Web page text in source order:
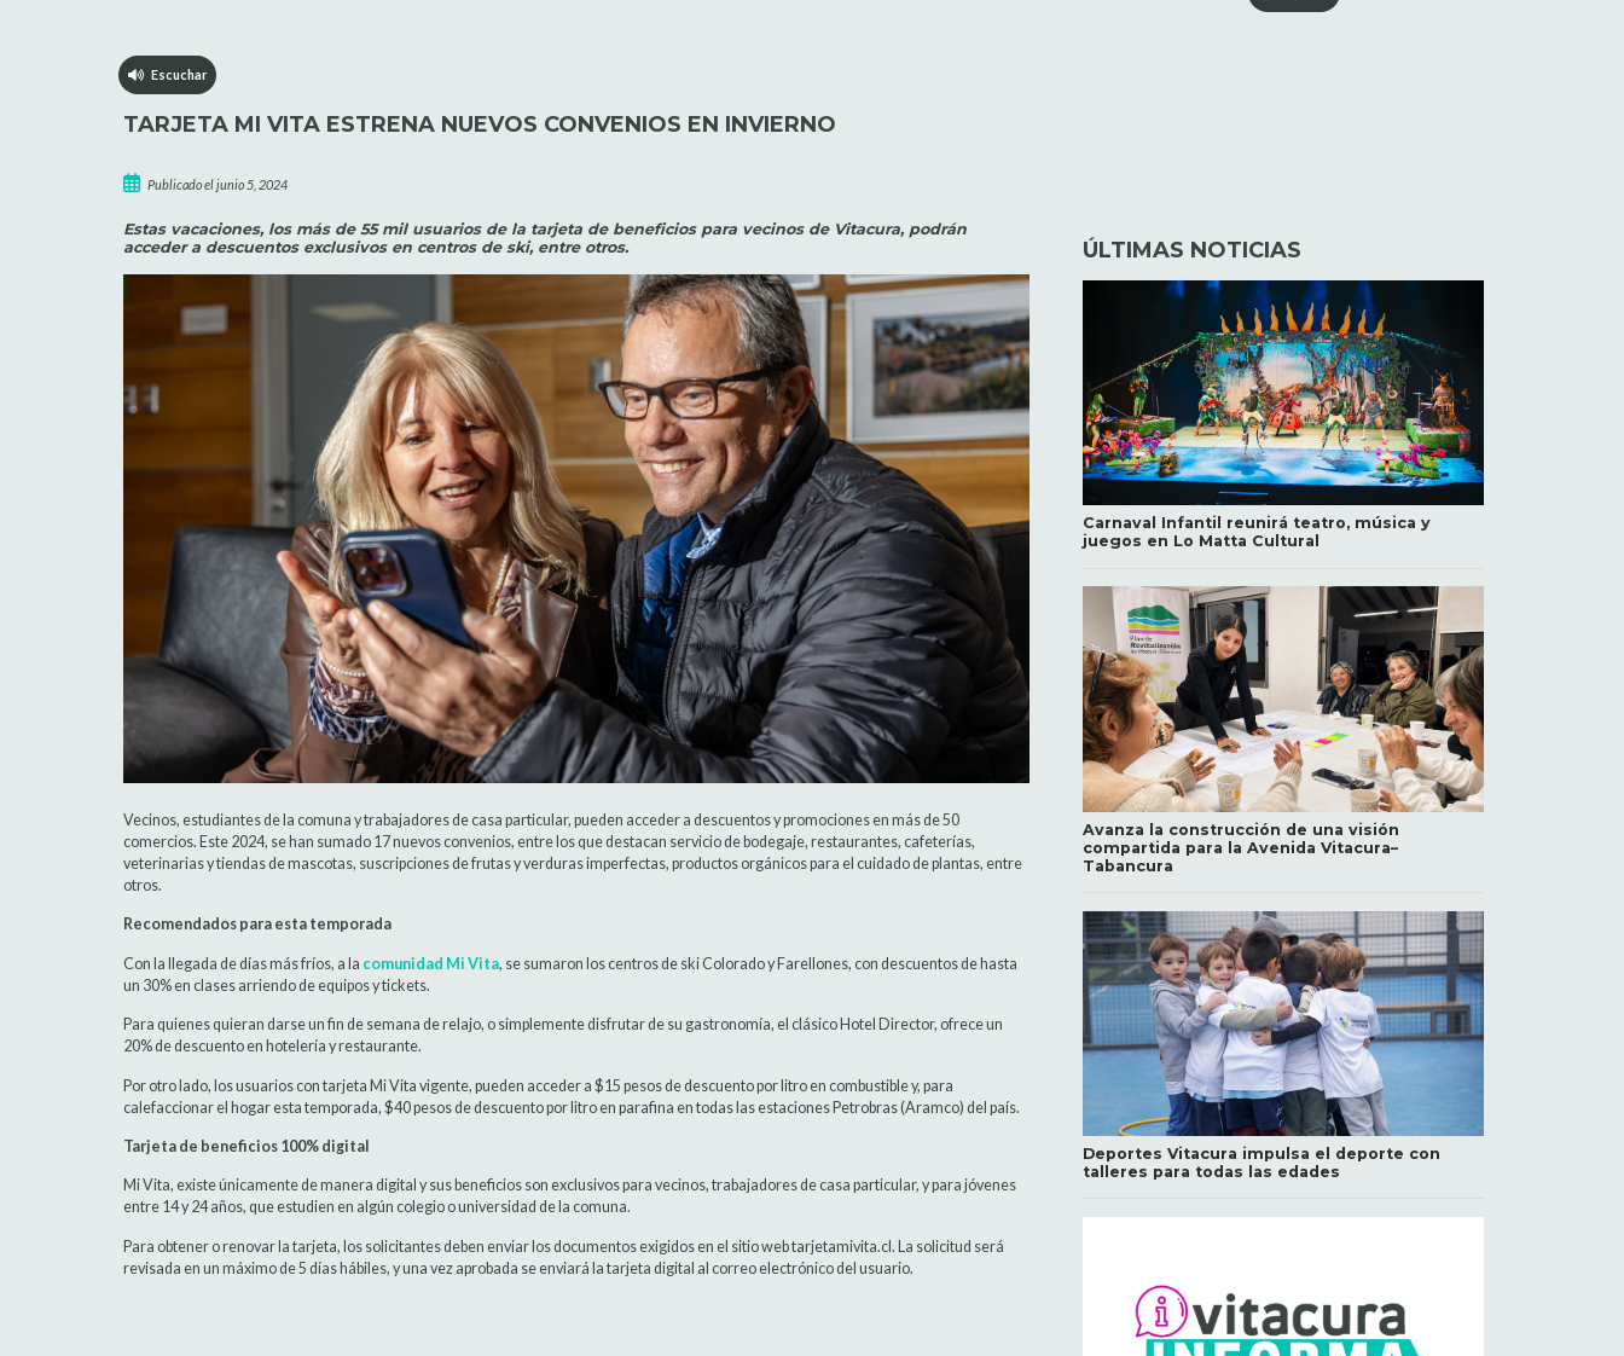
Escuchar
TARJETA MI VITA ESTRENA NUEVOS CONVENIOS EN INVIERNO
Publicado el junio 5, 2024
Estas vacaciones, los más de 55 mil usuarios de la tarjeta de beneficios para vecinos de Vitacura, podrán
acceder a descuentos exclusivos en centros de ski, entre otros.
Vecinos, estudiantes de la comuna y trabajadores de casa particular, pueden acceder a descuentos y promociones en más de 50
comercios. Este 2024, se han sumado 17 nuevos convenios, entre los que destacan servicio de bodegaje, restaurantes, cafeterías,
veterinarias y tiendas de mascotas, suscripciones de frutas y verduras imperfectas, productos orgánicos para el cuidado de plantas, entre
otros.
Recomendados para esta temporada
Con la llegada de días más fríos, a la comunidad Mi Vita, se sumaron los centros de ski Colorado y Farellones, con descuentos de hasta
un 30% en clases arriendo de equipos y tickets.
Para quienes quieran darse un fin de semana de relajo, o simplemente disfrutar de su gastronomía, el clásico Hotel Director, ofrece un
20% de descuento en hotelería y restaurante.
Por otro lado, los usuarios con tarjeta Mi Vita vigente, pueden acceder a $15 pesos de descuento por litro en combustible y, para
calefaccionar el hogar esta temporada, $40 pesos de descuento por litro en parafina en todas las estaciones Petrobras (Aramco) del país.
Tarjeta de beneficios 100% digital
Mi Vita, existe únicamente de manera digital y sus beneficios son exclusivos para vecinos, trabajadores de casa particular, y para jóvenes
entre 14 y 24 años, que estudien en algún colegio o universidad de la comuna.
Para obtener o renovar la tarjeta, los solicitantes deben enviar los documentos exigidos en el sitio web tarjetamivita.cl. La solicitud será
revisada en un máximo de 5 días hábiles, y una vez aprobada se enviará la tarjeta digital al correo electrónico del usuario.
ÚLTIMAS NOTICIAS
Carnaval Infantil reunirá teatro, música y
juegos en Lo Matta Cultural
Avanza la construcción de una visión
compartida para la Avenida Vitacura–
Tabancura
Deportes Vitacura impulsa el deporte con
talleres para todas las edades